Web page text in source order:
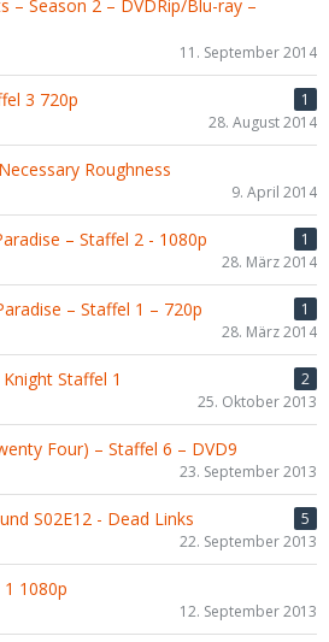
– Season 2 – DVDRip/Blu-ray –
11. September 2014
3 720p
1
28. August 2014
Roughness
9. April 2014
– Staffel 2 - 1080p
1
28. März 2014
– Staffel 1 – 720p
1
28. März 2014
Staffel 1
2
25. Oktober 2013
Four) – Staffel 6 – DVD9
23. September 2013
S02E12 - Dead Links
5
22. September 2013
1080p
12. September 2013